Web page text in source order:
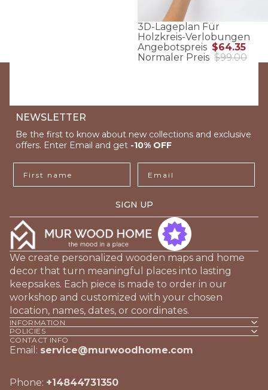
3D-Lageplan Für
Holzkreis-Verlobungen
Angebotspreis $64.35
Normaler Preis $99.00
NEWSLETTER
Be the first to know about new collections and exclusive
offers. Enter Email and get -10% OFF
SIGN UP
We create personalized wooden maps and home
decor that turn meaningful places into lasting
keepsakes. Each piece is made to order in our
workshop and customized with your chosen
location, names, dates, or coordinates.
INFORMATION
POLICIES
CONTACT INFO
Email: service@murwoodhome.com
Phone: +14844731350